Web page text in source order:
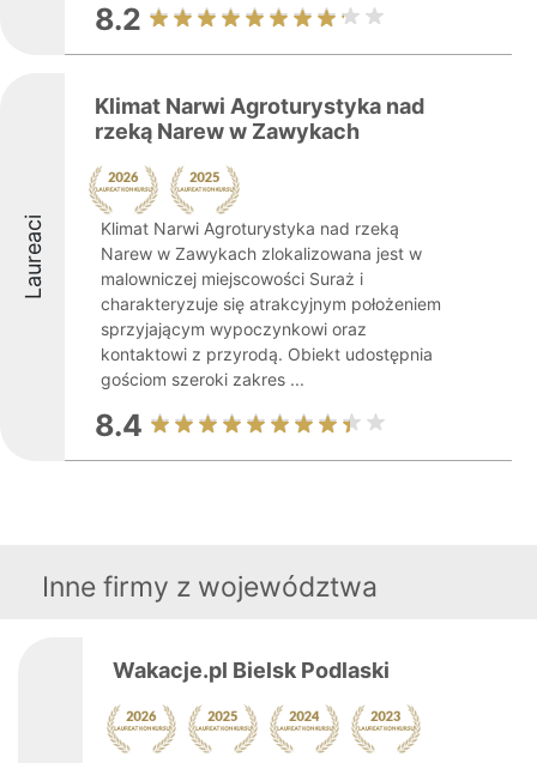
8.2
Laureaci
Klimat Narwi Agroturystyka nad
rzeką Narew w Zawykach
Klimat Narwi Agroturystyka nad rzeką
Narew w Zawykach zlokalizowana jest w
malowniczej miejscowości Suraż i
charakteryzuje się atrakcyjnym położeniem
sprzyjającym wypoczynkowi oraz
kontaktowi z przyrodą. Obiekt udostępnia
gościom szeroki zakres ...
8.4
Inne firmy z województwa
Wakacje.pl Bielsk Podlaski